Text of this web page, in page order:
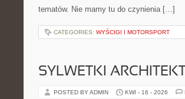
tematów. Nie mamy tu do czynienia […]
CATEGORIES: WYŚCIGI I MOTORSPORT
SYLWETKI
POSTED BY ADMIN KWI - 16 - 2026